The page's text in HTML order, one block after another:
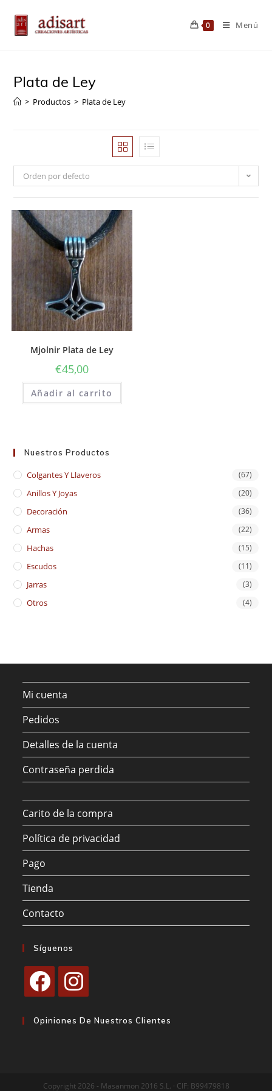
contenido
0 Menú
Plata de Ley
> Productos > Plata de Ley
Orden por defecto
Mjolnir Plata de Ley
€45,00
Añadir al carrito
Nuestros Productos
Colgantes Y Llaveros (67)
Anillos Y Joyas (20)
Decoración (36)
Armas (22)
Hachas (15)
Escudos (11)
Jarras (3)
Otros (4)
Mi cuenta
Pedidos
Detalles de la cuenta
Contraseña perdida
Carito de la compra
Política de privacidad
Pago
Tienda
Contacto
Síguenos
abre
abre
Opiniones De Nuestros Clientes
Copyright 2026 - Masanmon 2016 S.L. · CIF: B99479818